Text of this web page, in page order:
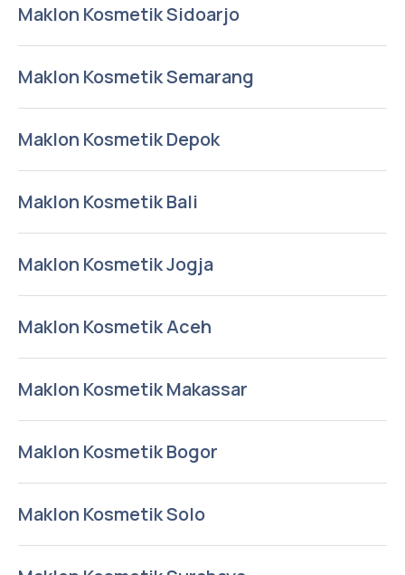
Maklon Kosmetik Sidoarjo
Maklon Kosmetik Semarang
Maklon Kosmetik Depok
Maklon Kosmetik Bali
Maklon Kosmetik Jogja
Maklon Kosmetik Aceh
Maklon Kosmetik Makassar
Maklon Kosmetik Bogor
Maklon Kosmetik Solo